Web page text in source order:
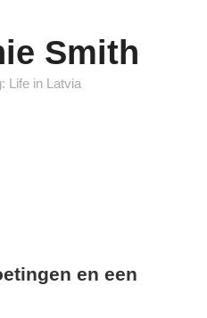
Smith
Life in Latvia
en een